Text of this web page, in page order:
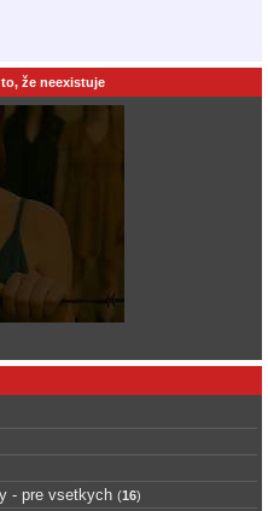
že neexistuje
- pre vsetkych (16)